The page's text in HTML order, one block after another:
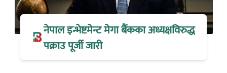
नेपाल इन्भेष्टमेन्ट मेगा बैंकका अध्यक्षविरुद्ध
पक्राउ पूर्जी जारी